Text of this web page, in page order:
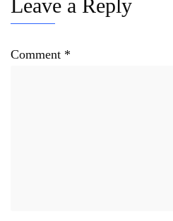
Leave a Reply
Comment *